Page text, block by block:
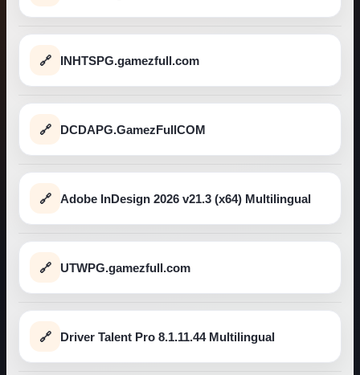
INHTSPG.gamezfull.com
DCDAPG.GamezFullCOM
Adobe InDesign 2026 v21.3 (x64) Multilingual
UTWPG.gamezfull.com
Driver Talent Pro 8.1.11.44 Multilingual